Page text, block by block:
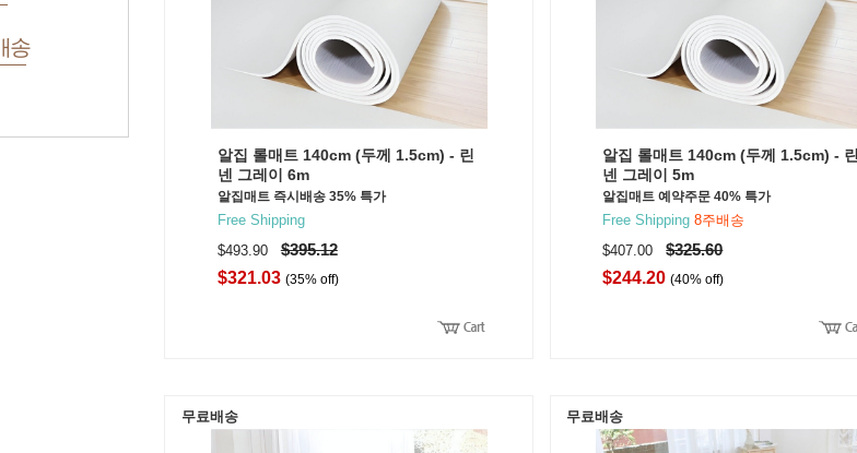
송
알집 롤매트 140cm (두께 1.5cm) - 린
넨 그레이 6m
알집매트 즉시배송 35% 특가
Free Shipping
$493.90$395.12
$321.03 (35% off)
알집 롤매트 140cm (두께 1.5cm) - 린
넨 그레이 5m
알집매트 예약주문 40% 특가
Free Shipping 8주배송
$407.00$325.60
$244.20(40% off)
무료배송 무료배송